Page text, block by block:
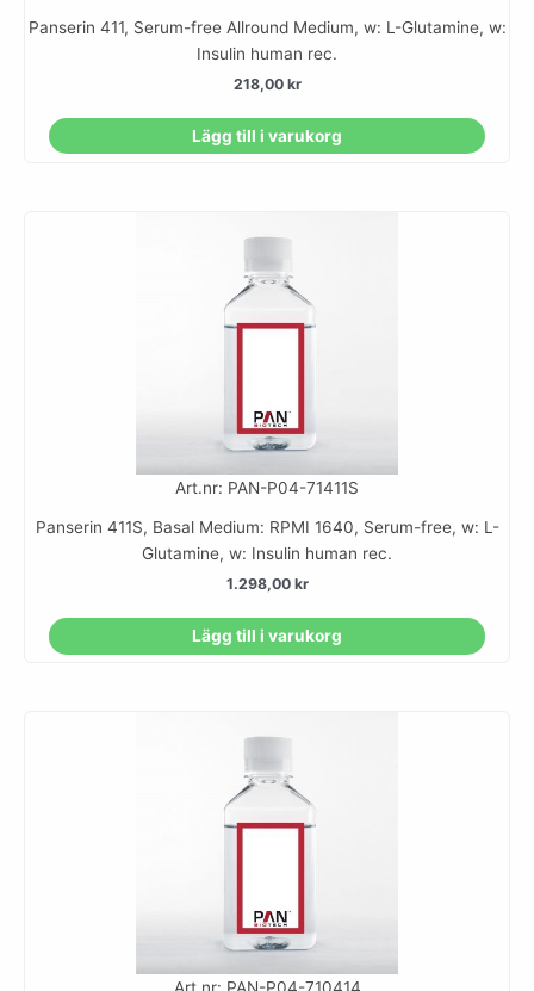
Panserin 411, Serum-free Allround Medium, w: L-Glutamine, w:
Insulin human rec.
218,00 kr
Lägg till i varukorg
Art.nr: PAN-P04-71411S
Panserin 411S, Basal Medium: RPMI 1640, Serum-free, w: L-
Glutamine, w: Insulin human rec.
1.298,00 kr
Lägg till i varukorg